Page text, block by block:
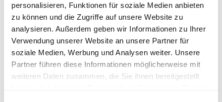
personalisieren, Funktionen für soziale Medien anbieten
zu können und die Zugriffe auf unsere Website zu
analysieren. Außerdem geben wir Informationen zu Ihrer
Verwendung unserer Website an unsere Partner für
soziale Medien, Werbung und Analysen weiter. Unsere
Partner führen diese Informationen möglicherweise mit
weiteren Daten zusammen, die Sie ihnen bereitgestellt
0,7 % S wasserlöslicher Schwefel
2,5 % Na wasserlösliches Natrium
48 % organische Substanz
Sicherheitsdatenblatt
PAKETVERSAND
6,95€für Standardpakete (z.B.Dünger oder
Zubehör)
für größere Pakete (z.B. Pflanzen oder